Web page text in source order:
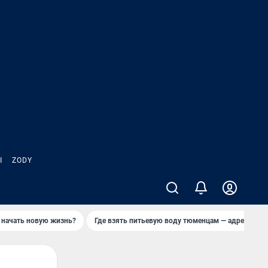
ZODY
начать новую жизнь? Где взять питьевую воду тюменцам — адреса